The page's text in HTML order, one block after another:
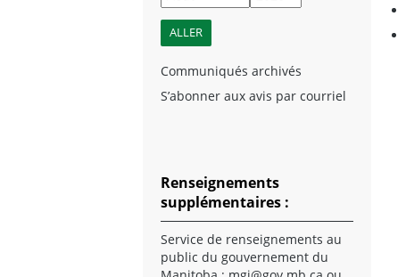
Communiqués archivés
S’abonner aux avis par courriel
Renseignements
supplémentaires :
Service de renseignements au
public du gouvernement du